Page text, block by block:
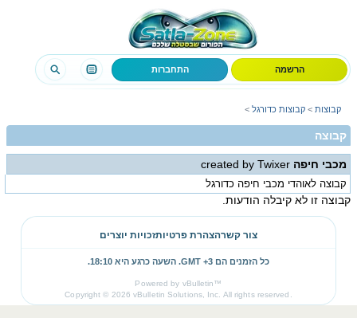
הרשמה התחברות
קבוצות > קבוצות כדורגל >
קבוצה
מכבי חיפה
קבוצה לאוהדי מכבי חיפה כדורגל
קבוצה זו לא קיבלה הודעות.
צור קשרהצהרת פרטיותזכויות יוצרים
כל הזמנים הם GMT +3. השעה כרגע היא 18:10
.
Powered by vBulletin™
Copyright © 2026 vBulletin Solutions, Inc. All rights reserved.